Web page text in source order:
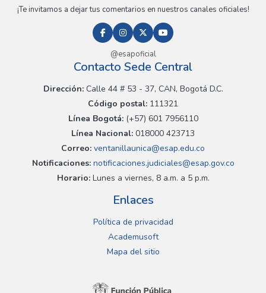
¡Te invitamos a dejar tus comentarios en nuestros canales oficiales!
@esapoficial
Contacto Sede Central
Dirección:Calle 44 # 53 - 37, CAN, Bogotá D.C.
Código postal: 111321
Línea Bogotá:(+57) 601 7956110
Línea Nacional: 018000 423713
Correo: ventanillaunica@esap.edu.co
Notificaciones:notificaciones.judiciales@esap.gov.co
Horario:Lunes a viernes, 8 a.m. a 5 p.m.
Enlaces
Política de privacidad
Academusoft
Mapa del sitio